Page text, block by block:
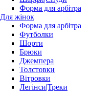
Форма для арбітра
Для жінок
Форма для арбітра
Футболки
Шорти
Брюки
Джемпера
Толстовки
Вітровки
Легінси|Треки